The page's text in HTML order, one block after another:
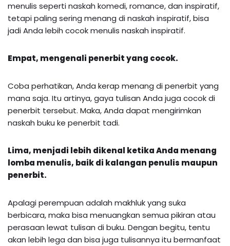
menulis seperti naskah komedi, romance, dan inspiratif,
tetapi paling sering menang di naskah inspiratif, bisa
jadi Anda lebih cocok menulis naskah inspiratif.
Empat, mengenali penerbit yang cocok.
Coba perhatikan, Anda kerap menang di penerbit yang
mana saja. Itu artinya, gaya tulisan Anda juga cocok di
penerbit tersebut. Maka, Anda dapat mengirimkan
naskah buku ke penerbit tadi.
Lima, menjadi lebih dikenal ketika Anda menang
lomba menulis, baik di kalangan penulis maupun
penerbit.
Apalagi perempuan adalah makhluk yang suka
berbicara, maka bisa menuangkan semua pikiran atau
perasaan lewat tulisan di buku. Dengan begitu, tentu
akan lebih lega dan bisa juga tulisannya itu bermanfaat